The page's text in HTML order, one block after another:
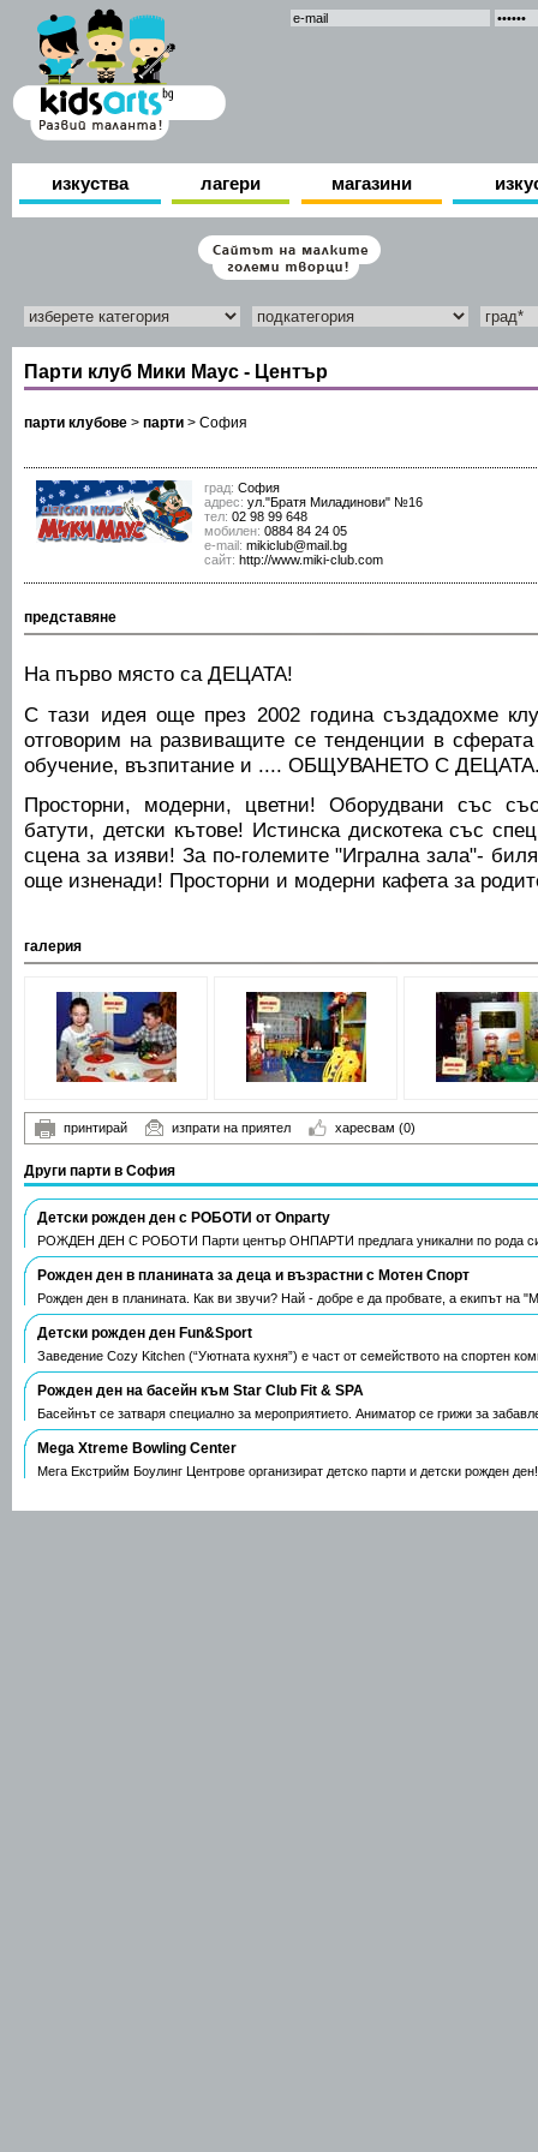
изкуства лагери магазини
Парти клуб Мики Маус - Център
парти клубове > парти > София
град: София
адрес: ул."Братя Миладинови" №16
тел: 02 98 99 648
мобилен: 0884 84 24 05
е-mail: mikiclub@mail.bg
сайт: http://www.miki-club.com
представяне
На първо място са ДЕЦАТА!
С тази идея още през 2002 година създадохме
отговорим на развиващите се тенденции в
обучение, възпитание и .... ОБЩУВАНЕТО С
Просторни, модерни, цветни! Оборудвани със
батути, детски кътове! Истинска дискотека със
сцена за изяви! За по-големите "Игрална зала"-
още изненади! Просторни и модерни кафета за
галерия
принтирай изпрати на приятел харесвам (0)
Други парти в София
Детски рожден ден с РОБОТИ от Onparty
РОЖДЕН ДЕН С РОБОТИ Парти център ОНПАРТИ предлага уникални по рода
Рожден ден в планината за деца и възрастни с Мотен Спорт
Рожден ден в планината. Как ви звучи? Най - добре е да пробвате, а екипът на
Детски рожден ден Fun&Sport
Заведение Cozy Kitchen (“Уютната кухня”) е част от семейството на спортен
Рожден ден на басейн към Star Club Fit & SPA
Басейнът се затваря специално за мероприятието. Аниматор се грижи за
Mega Xtreme Bowling Center
Мега Екстрийм Боулинг Центрове организират детско парти и детски рожден